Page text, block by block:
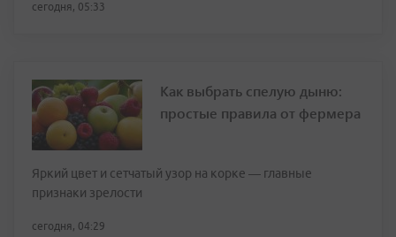
сегодня, 05:33
Как выбрать спелую дыню:
простые правила от фермера
Яркий цвет и сетчатый узор на корке — главные
признаки зрелости
сегодня, 04:29